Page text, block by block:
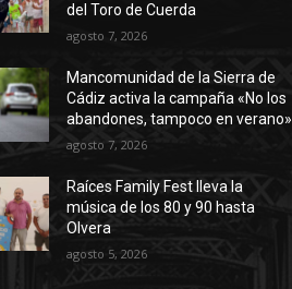
del Toro de Cuerda
agosto 7, 2026
Mancomunidad de la Sierra de
Cádiz activa la campaña «No los
abandones, tampoco en verano»
agosto 7, 2026
Raíces Family Fest lleva la
música de los 80 y 90 hasta
Olvera
agosto 5, 2026